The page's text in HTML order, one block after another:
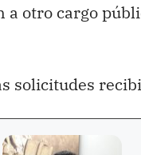
a otro cargo
solicitudes